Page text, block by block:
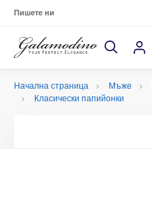
Пишете ни
Начална страница Мъже
Класически папийонки